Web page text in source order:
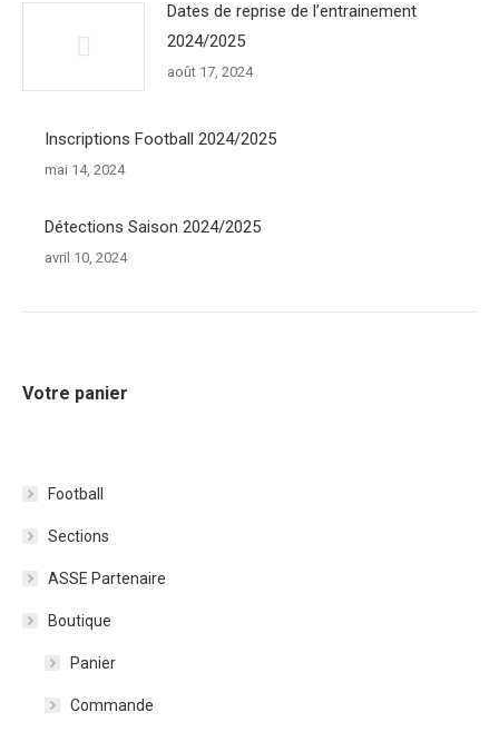
Dates de reprise de l’entrainement
2024/2025
août 17, 2024
Inscriptions Football 2024/2025
mai 14, 2024
Détections Saison 2024/2025
avril 10, 2024
Votre panier
Football
Sections
ASSE Partenaire
Boutique
Panier
Commande